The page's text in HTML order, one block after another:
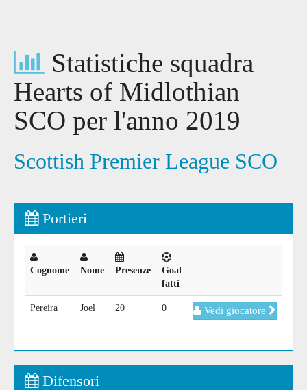
Statistiche squadra
Hearts of Midlothian
SCO per l'anno 2019
Scottish Premier League SCO
Portieri
Cognome Nome Presenze
Goal
fatti
Pereira Joel 20 0 Vedi giocatore
Difensori